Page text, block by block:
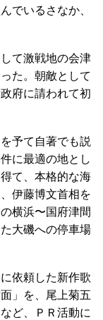
でいるさなか、
て激戦地の会津
た。朝敵として
府に請われて初
予て自著でも説
に最適の地とし
て、本格的な海
伊藤博文首相を
横浜〜国府津間
大磯への停車場
依頼した新作歌
」を、尾上菊五
ど、ＰＲ活動に